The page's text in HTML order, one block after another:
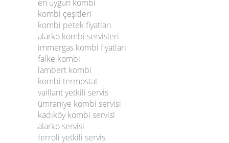
en uygun kombi
kombi çeşitleri
kombi petek fiyatları
alarko kombi servisleri
immergas kombi fiyatları
falke kombi
lambert kombi
kombi termostat
vaillant yetkili servis
ümraniye kombi servisi
kadıköy kombi servisi
alarko servisi
ferroli yetkili servis